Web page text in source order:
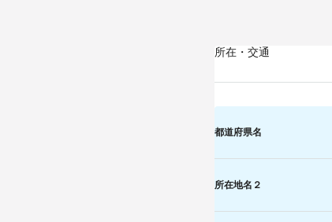
所在・交通
都道府県名
所在地名２